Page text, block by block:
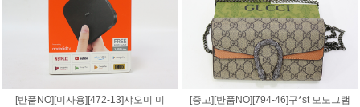
[반품NO][미사용][472-13]샤오미 미
[중고][반품NO][794-46]구*st 모노그램